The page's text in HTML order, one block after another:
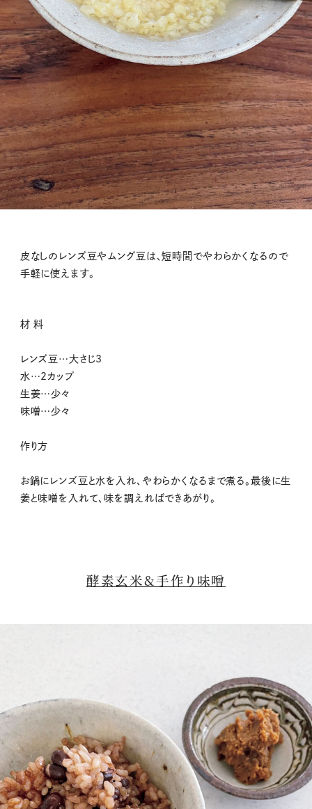
皮なしのレンズ豆やムング豆は、短時間でやわらかくなるので
手軽に使えます。
材 料
レンズ豆…大さじ3
水…2カップ
生姜…少々
味噌…少々
作り方
お鍋にレンズ豆と水を入れ、やわらかくなるまで煮る。最後に生
姜と味噌を入れて、味を調えればできあがり。
酵素玄米&手作り味噌